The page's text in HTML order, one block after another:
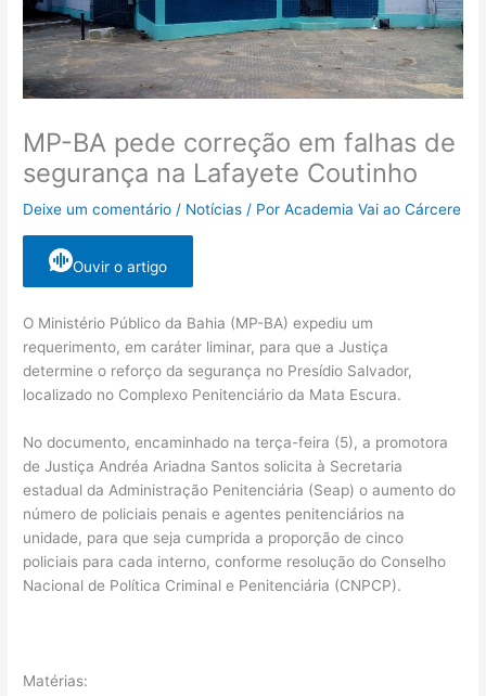
MP-BA pede correção em falhas de
segurança na Lafayete Coutinho
Deixe um comentário / Notícias / PorAcademia Vai ao Cárcere
Ouvir o artigo
O Ministério Público da Bahia (MP-BA) expediu um
requerimento, em caráter liminar, para que a Justiça
determine o reforço da segurança no Presídio Salvador,
localizado no Complexo Penitenciário da Mata Escura.
No documento, encaminhado na terça-feira (5), a promotora
de Justiça Andréa Ariadna Santos solicita à Secretaria
estadual da Administração Penitenciária (Seap) o aumento do
número de policiais penais e agentes penitenciários na
unidade, para que seja cumprida a proporção de cinco
policiais para cada interno, conforme resolução do Conselho
Nacional de Política Criminal e Penitenciária (CNPCP).
Matérias: